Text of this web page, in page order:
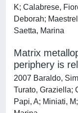
K; Calabrese,
Deborah;
Saetta, Marina
Matrix
periphery is
2007 Baraldo,
Turato, Graziella;
Papi, A; Miniati,